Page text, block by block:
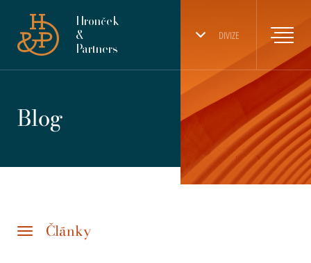
DIVIZE
Hronček
&
Partners
Blog
Články